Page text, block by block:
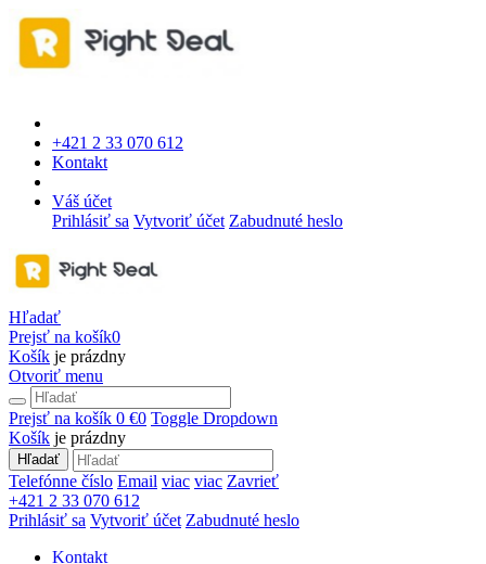
+421 2 33 070 612
Kontakt
Váš účet
Prihlásiť sa Vytvoriť účet Zabudnuté heslo
Hľadať
Prejsť na košík0
Košík je prázdny
Otvoriť menu
Prejsť na košík 0 €0 Toggle Dropdown
Košík je prázdny
Hľadať
Telefónne číslo Email viac viac Zavrieť
+421 2 33 070 612
Prihlásiť sa Vytvoriť účet Zabudnuté heslo
Kontakt